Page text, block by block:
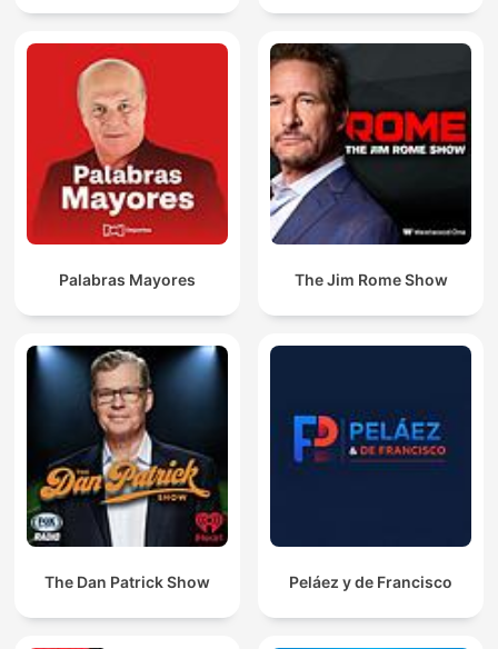
Palabras Mayores The Jim Rome Show
The Dan Patrick Show Peláez y de Francisco